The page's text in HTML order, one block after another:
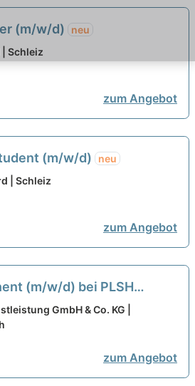
(m/w/d)
neu
| Schleiz
zum Angebot
(m/w/d)
neu
| Schleiz
zum Angebot
(m/w/d) bei PLSH
Logistik- Service
GmbH ausgewählt
GmbH & Co. KG |
zum Angebot